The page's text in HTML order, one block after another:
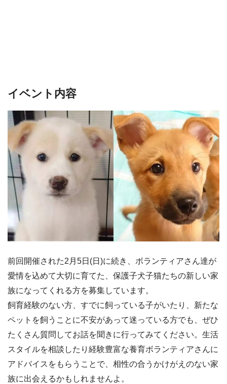
イベント内容
前回開催された2月5日(日)に続き、ボランティアさん達が
愛情を込めて大切に育てた、保護子犬子猫たちの新しい家
族になってくれる方を募集しています。
飼育経験のない方、すでに飼っている子がいたり、新たな
ペットを飼うことに不安があって迷っている方でも、ぜひ
たくさん質問してお話を聞きに行ってみてください。生活
スタイルを相談したり経験豊富な養育ボランティアさんに
アドバイスをもらうことで、相性の合うかけがえのない家
族に出会えるかもしれませんよ。